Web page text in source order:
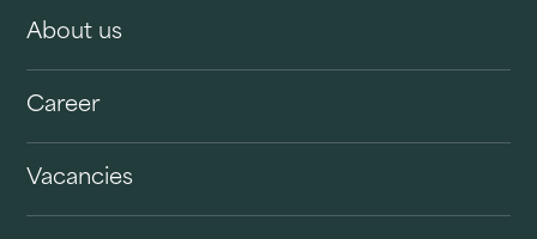
About us
Career
Vacancies